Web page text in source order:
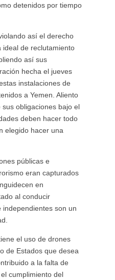
detenidos por tiempo
así el derecho
ideal de reclutamiento
así sus
hecha el jueves
instalaciones de
a Yemen. Aliento
obligaciones bajo el
deben hacer todo
elegido hacer una
públicas e
eran capturados
en
al conducir
son un
el uso de drones
de Estados que desea
a la falta de
cumplimiento del